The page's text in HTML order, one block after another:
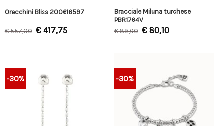
Orecchini Bliss 200616597
€557,00 €417,75
Bracciale Miluna turchese
PBR1764V
€89,00 €80,10
-30% -30%